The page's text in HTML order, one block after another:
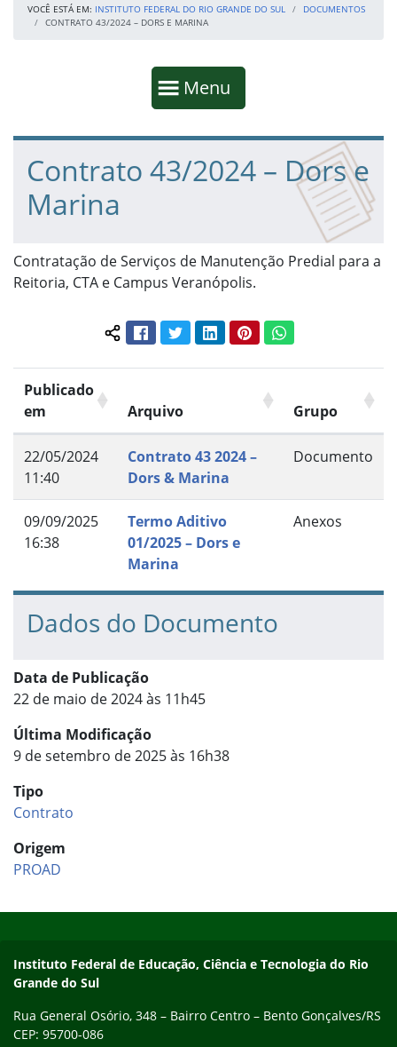
VOCÊ ESTÁ EM: INSTITUTO FEDERAL DO RIO GRANDE DO SUL
DOCUMENTOS
CONTRATO 43/2024 – DORS E MARINA
Mostrar
Menu
Fim da navegação
Início do conteúdo
Contrato 43/2024 – Dors e
Marina
Contratação de Serviços de Manutenção Predial para a
Reitoria, CTA e Campus Veranópolis.
Compartilhar conteúdo:
FacebookTwitterLinkedInPinterestWhatsApp
Publicado
em
Arquivo Grupo
22/05/2024
11:40
Contrato 43 2024 –
Dors & Marina
Documento
09/09/2025
16:38
Termo Aditivo
01/2025 – Dors e
Marina
Anexos
Dados do Documento
Data de Publicação
22 de maio de 2024 às 11h45
Última Modificação
9 de setembro de 2025 às 16h38
Tipo
Contrato
Origem
PROAD
Contato
Instituto Federal de Educação, Ciência e Tecnologia do Rio
Grande do Sul
Rua General Osório, 348 – Bairro Centro – Bento Gonçalves/RS
CEP: 95700-086